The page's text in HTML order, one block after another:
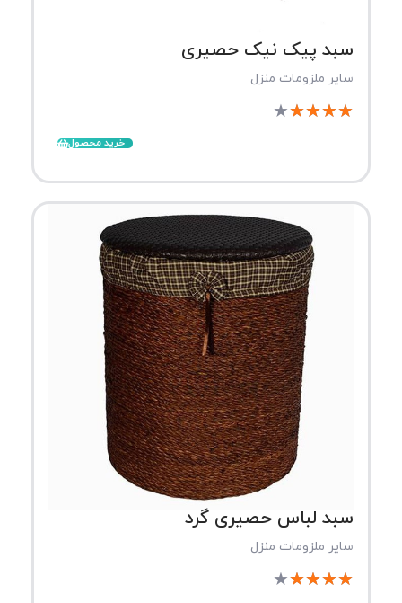
سبد پیک نیک حصیری
سایر ملزومات منزل
★
★
★
★
★
خرید محصول
سبد لباس حصیری گرد
سایر ملزومات منزل
★
★
★
★
★